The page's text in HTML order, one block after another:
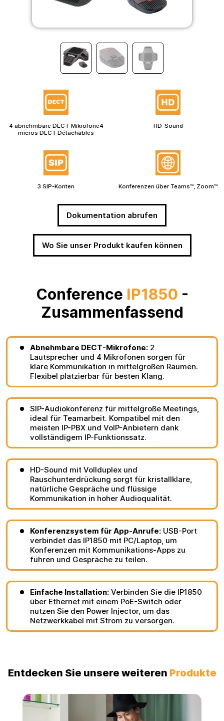
4 abnehmbare DECT-Mikrofone4
micros DECT Détachables
HD-Sound
3 SIP-Konten Konferenzen über Teams™, Zoom™
Dokumentation abrufen
Wo Sie unser Produkt kaufen können
Conference IP1850 -
Zusammenfassend
Abnehmbare DECT-Mikrofone: 2
Lautsprecher und 4 Mikrofonen sorgen für
klare Kommunikation in mittelgroßen Räumen.
Flexibel platzierbar für besten Klang.
SIP-Audiokonferenz für mittelgroße Meetings,
ideal für Teamarbeit. Kompatibel mit den
meisten IP-PBX und VoIP-Anbietern dank
vollständigem IP-Funktionssatz.
HD-Sound mit Vollduplex und
Rauschunterdrückung sorgt für kristallklare,
natürliche Gespräche und flüssige
Kommunikation in hoher Audioqualität.
Konferenzsystem für App-Anrufe: USB-Port
verbindet das IP1850 mit PC/Laptop, um
Konferenzen mit Kommunikations-Apps zu
führen und Gespräche zu teilen.
Einfache Installation: Verbinden Sie die IP1850
über Ethernet mit einem PoE-Switch oder
nutzen Sie den Power Injector, um das
Netzwerkkabel mit Strom zu versorgen.
Entdecken Sie unsere weiteren Produkte